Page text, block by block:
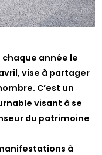
année le
vise à partager
C’est un
visant à se
du patrimoine
à